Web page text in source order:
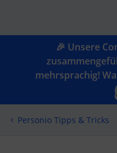
🎉 Unsere
mehrsprachig!
Personio Tipps & Tricks